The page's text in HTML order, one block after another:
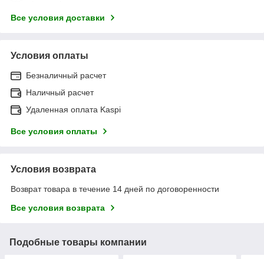
Все условия доставки
Условия оплаты
Безналичный расчет
Наличный расчет
Удаленная оплата Kaspi
Все условия оплаты
Условия возврата
Возврат товара в течение 14 дней по договоренности
Все условия возврата
Подобные товары компании